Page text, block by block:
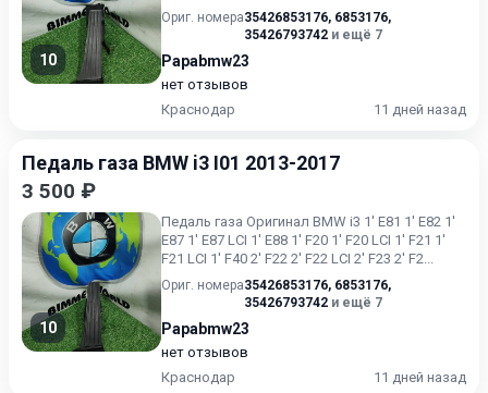
10
M2 LCI 3' F...
Ориг. номера35426853176, 6853176,
35426793742 и ещё 7
Papabmw23
нет отзывов
Краснодар
11 дней назад
Педаль газа BMW i3 I01 2013-2017
3 500 ₽
10
Педаль газа Оригинал BMW i3 1' E81 1' E82 1'
E87 1' E87 LCI 1' E88 1' F20 1' F20 LCI 1' F21 1'
F21 LCI 1' F40 2' F22 2' F22 LCI 2' F23 2' F2...
Ориг. номера35426853176, 6853176,
35426793742 и ещё 7
Papabmw23
нет отзывов
Краснодар
11 дней назад